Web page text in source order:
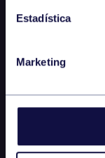
Estadística
Marketing